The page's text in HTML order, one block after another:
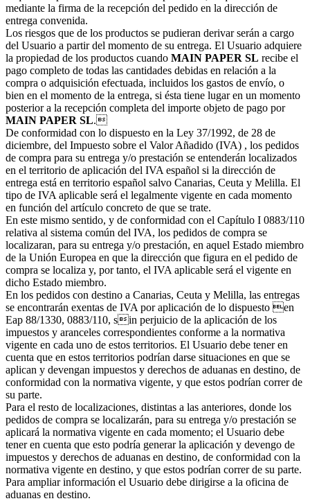
mediante la firma de la recepción del pedido en la dirección de
entrega convenida.
Los riesgos que de los productos se pudieran derivar serán a cargo
del Usuario a partir del momento de su entrega. El Usuario adquiere
la propiedad de los productos cuando MAIN PAPER SL recibe el
pago completo de todas las cantidades debidas en relación a la
compra o adquisición efectuada, incluidos los gastos de envío, o
bien en el momento de la entrega, si ésta tiene lugar en un momento
posterior a la recepción completa del importe objeto de pago por
MAIN PAPER SL.
De conformidad con lo dispuesto en la Ley 37/1992, de 28 de
diciembre, del Impuesto sobre el Valor Añadido (IVA) , los pedidos
de compra para su entrega y/o prestación se entenderán localizados
en el territorio de aplicación del IVA español si la dirección de
entrega está en territorio español salvo Canarias, Ceuta y Melilla. El
tipo de IVA aplicable será el legalmente vigente en cada momento
en función del artículo concreto de que se trate.
En este mismo sentido, y de conformidad con el Capítulo I 0883/110
relativa al sistema común del IVA, los pedidos de compra se
localizaran, para su entrega y/o prestación, en aquel Estado miembro
de la Unión Europea en que la dirección que figura en el pedido de
compra se localiza y, por tanto, el IVA aplicable será el vigente en
dicho Estado miembro.
En los pedidos con destino a Canarias, Ceuta y Melilla, las entregas
se encontrarán exentas de IVA por aplicación de lo dispuesto en
Eap 88/1330, 0883/110, sin perjuicio de la aplicación de los
impuestos y aranceles correspondientes conforme a la normativa
vigente en cada uno de estos territorios. El Usuario debe tener en
cuenta que en estos territorios podrían darse situaciones en que se
aplican y devengan impuestos y derechos de aduanas en destino, de
conformidad con la normativa vigente, y que estos podrían correr de
su parte.
Para el resto de localizaciones, distintas a las anteriores, donde los
pedidos de compra se localizarán, para su entrega y/o prestación se
aplicará la normativa vigente en cada momento; el Usuario debe
tener en cuenta que esto podría generar la aplicación y devengo de
impuestos y derechos de aduanas en destino, de conformidad con la
normativa vigente en destino, y que estos podrían correr de su parte.
Para ampliar información el Usuario debe dirigirse a la oficina de
aduanas en destino.